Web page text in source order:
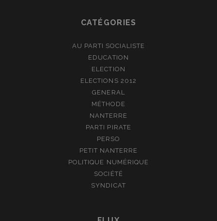
CATÉGORIES
AU PARTI SOCIALISTE
EDUCATION
ELECTION
ELECTIONS 2012
GENERAL
MÉTHODE
NANTERRE
PARTI PIRATE
PERSO
PETIT NANTERRE
POLITIQUE NUMÉRIQUE
SOCIÉTÉ
SYNDICAT